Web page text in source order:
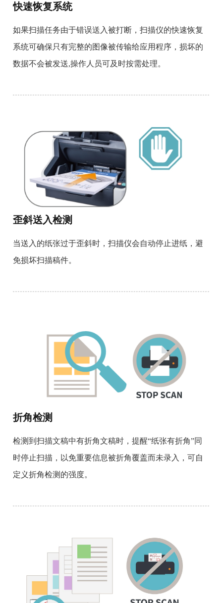
快速恢复系统
如果扫描任务由于错误送入被打断，扫描仪的快速恢复
系统可确保只有完整的图像被传输给应用程序，损坏的
数据不会被发送,操作人员可及时按需处理。
歪斜送入检测
当送入的纸张过于歪斜时，扫描仪会自动停止进纸，避
免损坏扫描稿件。
折角检测
检测到扫描文稿中有折角文稿时，提醒“纸张有折角”同
时停止扫描，以免重要信息被折角覆盖而未录入，可自
定义折角检测的强度。